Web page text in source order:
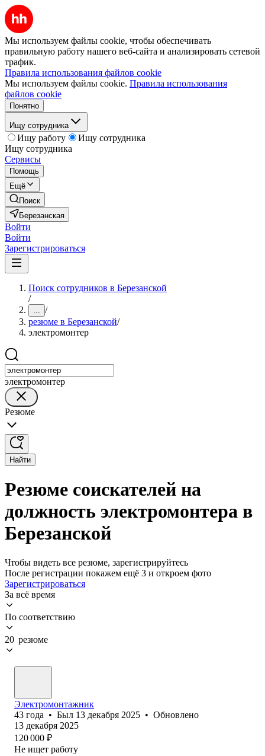
Мы используем файлы cookie, чтобы обеспечивать
правильную работу нашего веб-сайта и анализировать сетевой
трафик.
Правила использования файлов cookie
Мы используем файлы cookie. Правила использования
файлов cookie
Понятно
Ищу сотрудника
Ищу работу
Ищу сотрудника
Ищу сотрудника
Сервисы
Помощь
Ещё
Поиск
Березанская
Войти
Войти
Зарегистрироваться
Поиск сотрудников в Березанской
/
... /
резюме в Березанской/
электромонтер
электромонтер
Резюме
Найти
Резюме соискателей на
должность электромонтера в
Березанской
Чтобы видеть все резюме, зарегистрируйтесь
После регистрации покажем ещё 3 и откроем фото
Зарегистрироваться
За всё время
По соответствию
20 резюме
Электромонтажник
43 года • Был 13 декабря 2025 • Обновлено
13 декабря 2025
120 000 ₽
Не ищет работу